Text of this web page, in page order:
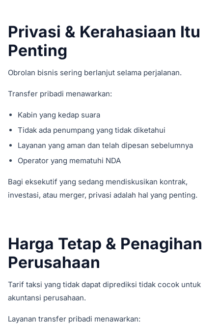
Privasi & Kerahasiaan Itu
Penting
Obrolan bisnis sering berlanjut selama perjalanan.
Transfer pribadi menawarkan:
Kabin yang kedap suara
Tidak ada penumpang yang tidak diketahui
Layanan yang aman dan telah dipesan sebelumnya
Operator yang mematuhi NDA
Bagi eksekutif yang sedang mendiskusikan kontrak,
investasi, atau merger, privasi adalah hal yang penting.
Harga Tetap & Penagihan
Perusahaan
Tarif taksi yang tidak dapat diprediksi tidak cocok untuk
akuntansi perusahaan.
Layanan transfer pribadi menawarkan: